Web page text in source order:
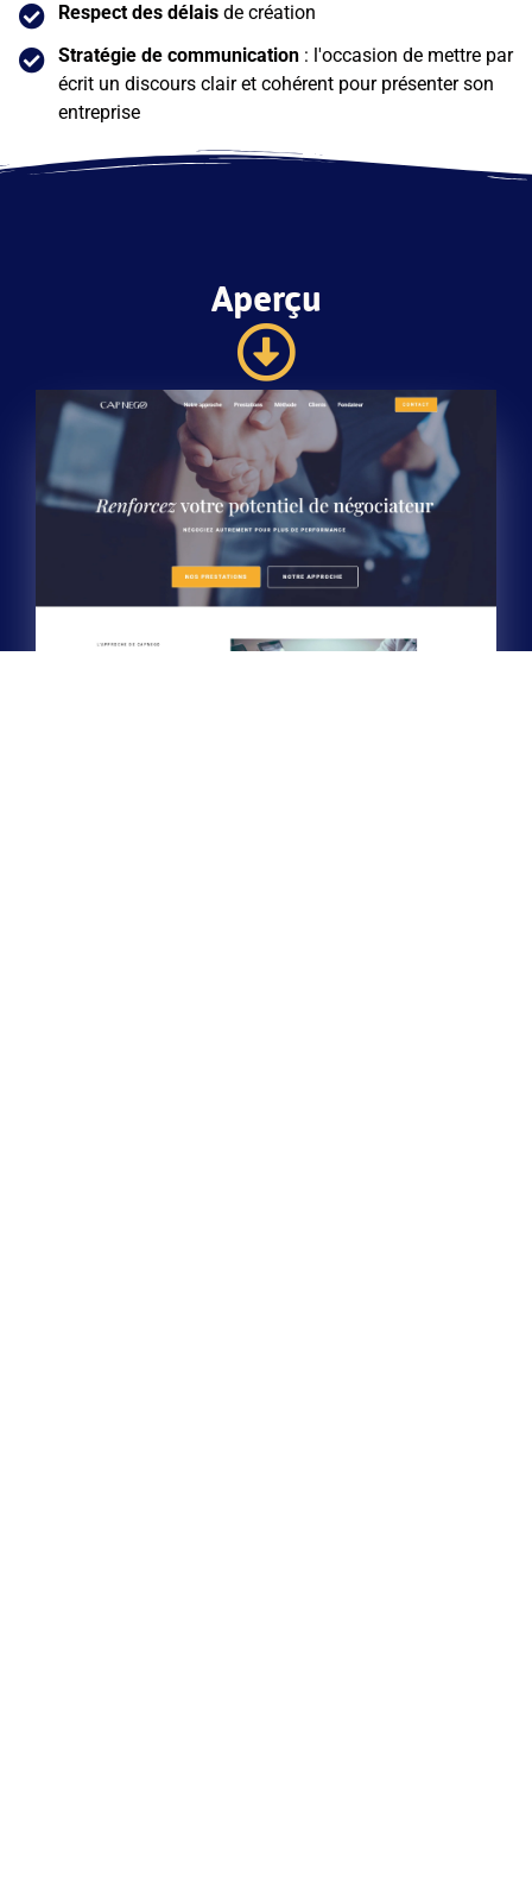
Respect des délaisde création
Stratégie de communication: l'occasion de mettre par
écrit un discours clair et cohérent pour présenter son
entreprise
Aperçu